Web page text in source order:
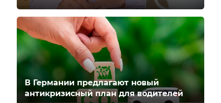
В Германии предлагают новый
антикризисный план для водителей